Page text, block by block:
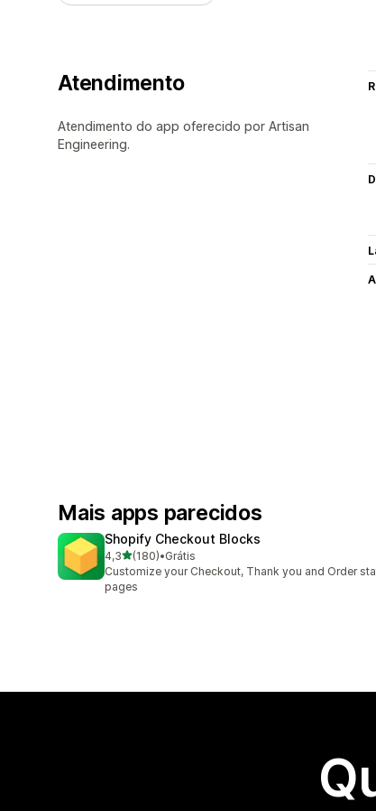
Atendimento
Atendimento do app oferecido por Artisan
Engineering.
Mais apps parecidos
Shopify Checkout Blocks
4,3de 5 estrelas
(180)
180 avaliações ao todo
•Grátis
Customize your Checkout, Thank you and Order
pages